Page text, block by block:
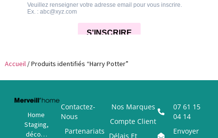
Accueil / Produits identifiés “Harry Potter”
Home
Staging,
déco…
Contactez-
Nous
Partenariats
Nos Marques
Compte Client
Délais Et
07 61 15
04 14
Envoyer